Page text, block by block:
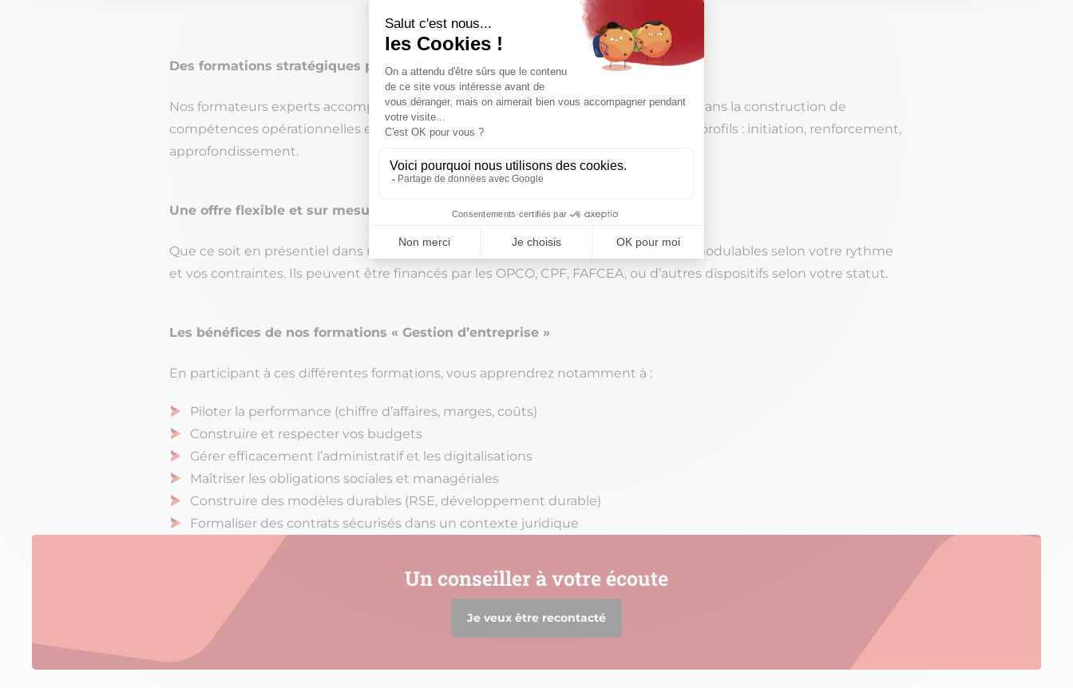
Des formations stratégiques pour piloter votre activité
Nos formateurs experts accompagnent des dirigeants et futurs chefs d’entreprise dans la construction de
compétences opérationnelles et stratégiques. Les formations s’adaptent à tous les profils : initiation, renforcement,
approfondissement.
Une offre flexible et sur mesure
Que ce soit en présentiel dans nos centres ou 100 % à distance, nos parcours sont modulables selon votre rythme
et vos contraintes. Ils peuvent être financés par les OPCO, CPF, FAFCEA, ou d’autres dispositifs selon votre statut.
Les bénéfices de nos formations « Gestion d’entreprise »
En participant à ces différentes formations, vous apprendrez notamment à :
Piloter la performance (chiffre d’affaires, marges, coûts)
Construire et respecter vos budgets
Gérer efficacement l’administratif et les digitalisations
Maîtriser les obligations sociales et managériales
Construire des modèles durables (RSE, développement durable)
Formaliser des contrats sécurisés dans un contexte juridique
Un conseiller à votre écoute
Je veux être recontacté